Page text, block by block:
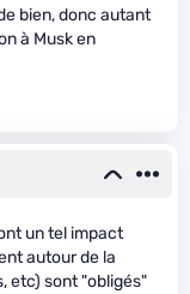
bien, donc autant
à Musk en
un tel impact
autour de la
etc) sont "obligés"